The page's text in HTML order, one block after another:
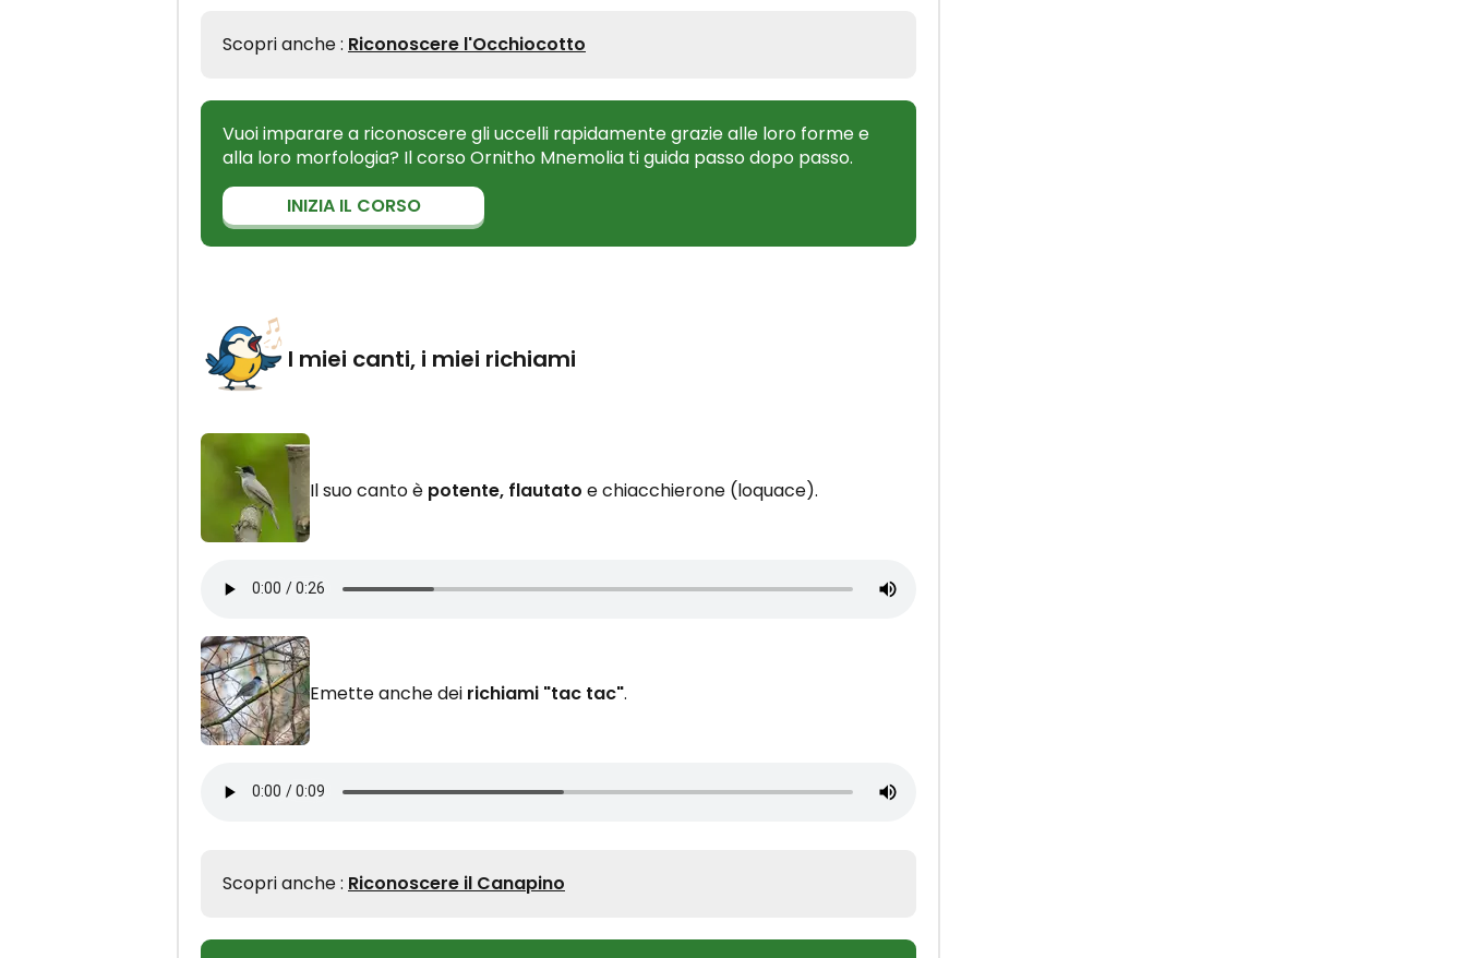
Scopri anche : Riconoscere l'Occhiocotto
Vuoi imparare a riconoscere gli uccelli rapidamente grazie alle loro forme e
alla loro morfologia? Il corso Ornitho Mnemolia ti guida passo dopo passo.
INIZIA IL CORSO
I miei canti, i miei richiami
Il suo canto è potente, flautato e chiacchierone (loquace).
Emette anche dei richiami "tac tac".
Scopri anche : Riconoscere il Canapino